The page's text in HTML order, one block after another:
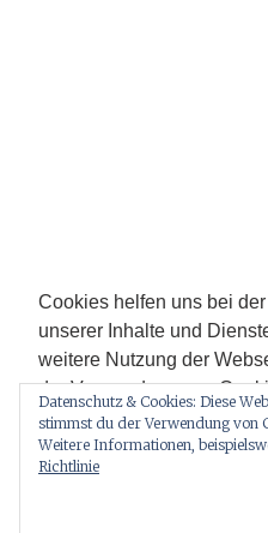
Cookies helfen uns bei
unserer Inhalte und
weitere Nutzung der
der Verwendung von
Zur Datenschutzerklärung
Datenschutz & Cookies: Diese
stimmst du der Verwendung von
Weitere Informationen,
Richtlinie